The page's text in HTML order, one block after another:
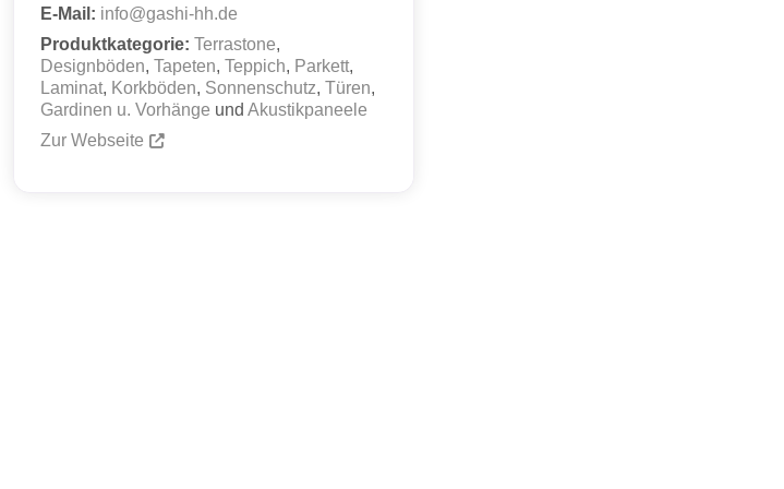
E-Mail: info@gashi-hh.de
Produktkategorie: Terrastone,
Designböden, Tapeten, Teppich, Parkett,
Laminat, Korkböden, Sonnenschutz, Türen,
Gardinen u. Vorhänge und Akustikpaneele
Zur Webseite